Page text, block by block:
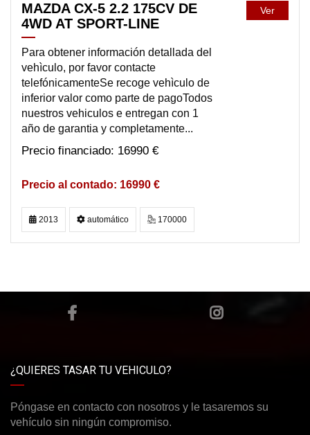
MAZDA CX-5 2.2 175CV DE
4WD AT SPORT-LINE
Para obtener información detallada del
vehìculo, por favor contacte
telefónicamenteSe recoge vehìculo de
inferior valor como parte de pagoTodos
nuestros vehiculos e entregan con 1
año de garantia y completamente...
16990 €
16990 €
Ver
2013 automático 170000
¿QUIERES TASAR TU VEHICULO?
Póngase en contacto con nosotros y le tasaremos su
vehículo sin ningún compromiso.